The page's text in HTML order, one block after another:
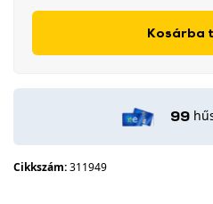
Kosárba
99
Cikkszám:311949